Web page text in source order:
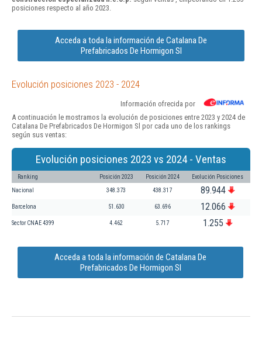
posiciones respecto al año 2023.
Acceda a toda la información de Catalana De
Prefabricados De Hormigon Sl
Evolución posiciones 2023 - 2024
Información ofrecida por
A continuación le mostramos la evolución de posiciones entre 2023 y 2024 de
Catalana De Prefabricados De Hormigon Sl por cada uno de los rankings
según sus ventas:
Evolución posiciones 2023 vs 2024 - Ventas
Ranking Posición 2023 Posición 2024 Evolución Posiciones
Nacional 348.373 438.317 89.944
Barcelona 51.630 63.696 12.066
Sector CNAE 4399 4.462 5.717 1.255
Acceda a toda la información de Catalana De
Prefabricados De Hormigon Sl